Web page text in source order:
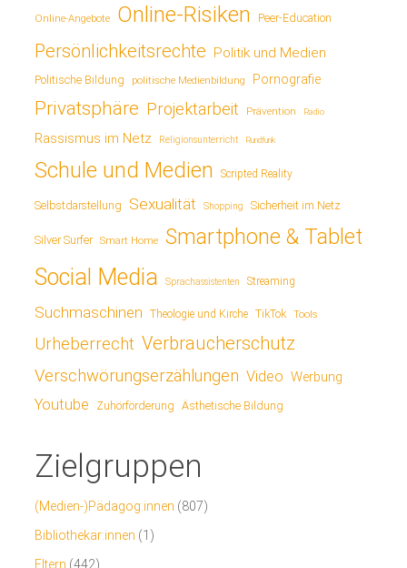
Online-Angebote Online-Risiken Peer-Education
Persönlichkeitsrechte Politik und Medien
Politische Bildung politische Medienbildung Pornografie
Privatsphäre Projektarbeit Prävention Radio
Rassismus im Netz Religionsunterricht Rundfunk
Schule und Medien Scripted Reality
Selbstdarstellung Sexualität Shopping Sicherheit im Netz
Silver Surfer Smart Home Smartphone & Tablet
Social Media Sprachassistenten Streaming
Suchmaschinen Theologie und Kirche TikTok Tools
Urheberrecht Verbraucherschutz
Verschwörungserzählungen Video Werbung
Youtube Zuhörförderung Ästhetische Bildung
Zielgruppen
(Medien-)Pädagog:innen (807)
Bibliothekar:innen (1)
Eltern (442)